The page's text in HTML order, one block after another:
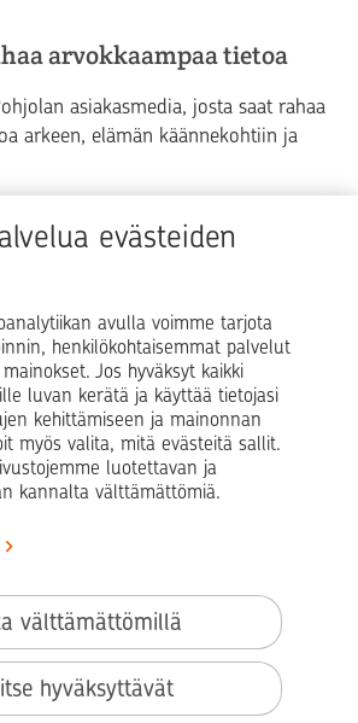
evästeiden
avulla voimme tarjota
henkilökohtaisemmat palvelut
Jos hyväksyt kaikki
luvan kerätä ja käyttää tietojasi
kehittämiseen ja mainonnan
myös valita, mitä evästeitä sallit.
luotettavan ja
kannalta välttämättömiä.
hyväksyttävät
välttämättömillä
arvokkaampaa tietoa
asiakasmedia, josta saat rahaa
arkeen, elämän käännekohtiin ja
Elämä
Yrityselämä
Pohjola Vahinkoapu
Instagram